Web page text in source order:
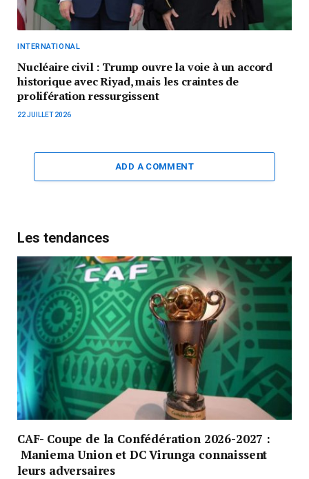
INTERNATIONAL
Nucléaire civil : Trump ouvre la voie à un accord
historique avec Riyad, mais les craintes de
prolifération ressurgissent
22 JUILLET 2026
ADD A COMMENT
Les tendances
CAF- Coupe de la Confédération 2026-2027 :
Maniema Union et DC Virunga connaissent
leurs adversaires